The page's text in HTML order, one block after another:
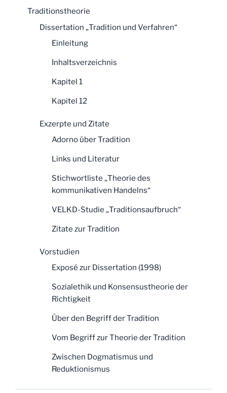
Traditionstheorie
Dissertation „Tradition und Verfahren“
Einleitung
Inhaltsverzeichnis
Kapitel 1
Kapitel 12
Exzerpte und Zitate
Adorno über Tradition
Links und Literatur
Stichwortliste „Theorie des
kommunikativen Handelns“
VELKD-Studie „Traditionsaufbruch“
Zitate zur Tradition
Vorstudien
Exposé zur Dissertation (1998)
Sozialethik und Konsensustheorie der
Richtigkeit
Über den Begriff der Tradition
Vom Begriff zur Theorie der Tradition
Zwischen Dogmatismus und
Reduktionismus